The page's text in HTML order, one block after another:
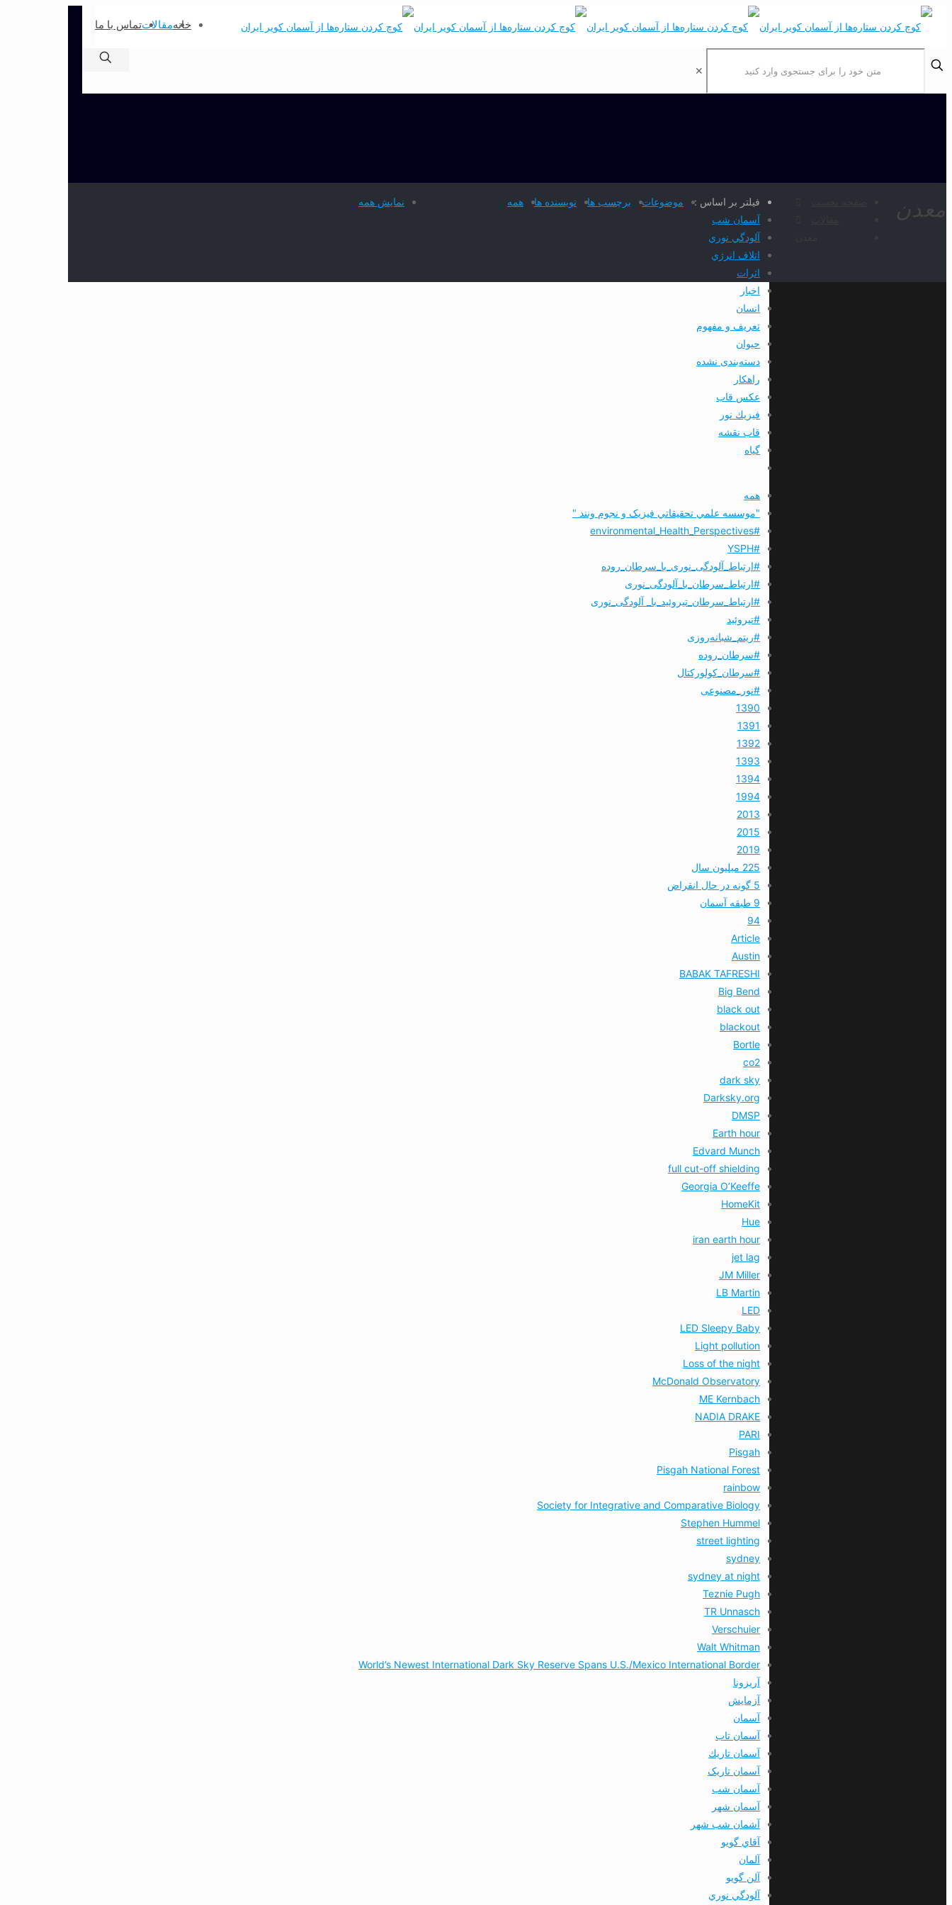
خانهمقالاتتماس با ما
✕
معدن فیلتر بر اساس : موضوعات برچسب ها نویسنده ها نمایش همه
همه
آسمان شب
آلودگي نوري
اتلاف انرژي
اثرات
اخبار
انسان
تعريف و مفهوم
حیوان
دسته‌بندی نشده
راهکار
عکس قاب
فيزيك نور
قاب نقشه
گیاه
همه
"موسسه علمي تحقيقاتي فیزیک و نجوم ونند "
#environmental_Health_Perspectives
#YSPH
#ارتباط_آلودگی_نوری_با_سرطان_روده
#ارتباط_سرطان_با_آلودگی_نوری
#ارتباط_سرطان_تیروئید_با_ آلودگی_نوری
#تیروئید
#ریتم_شبانه‌روزی
#سرطان_روده
#سرطان_کولورکتال
#نور_مصنوعی
1390
1391
1392
1393
1394
1994
2013
2015
2019
225 میلیون سال
5 گونه در حال انقراض
9 طبقه آسمان
94
Article
Austin
BABAK TAFRESHI
Big Bend
black out
blackout
Bortle
co2
dark sky
Darksky.org
DMSP
Earth hour
Edvard Munch
full cut-off shielding
Georgia O’Keeffe
HomeKit
Hue
iran earth hour
jet lag
JM Miller
LB Martin
LED
LED Sleepy Baby
Light pollution
Loss of the night
McDonald Observatory
ME Kernbach
NADIA DRAKE
PARI
Pisgah
Pisgah National Forest
rainbow
Society for Integrative and Comparative Biology
Stephen Hummel
street lighting
sydney
sydney at night
Teznie Pugh
TR Unnasch
Verschuier
Walt Whitman
World’s Newest International Dark Sky Reserve Spans U.S./Mexico International Border
آریزونا
آزمایش
آسمان
آسمان تاب
آسمان تاريك
آسمان تاریک
آسمان شب
آسمان شهر
آشمان شب شهر
آقاي گويو
آلمان
آلن گويو
آلودگي نوري